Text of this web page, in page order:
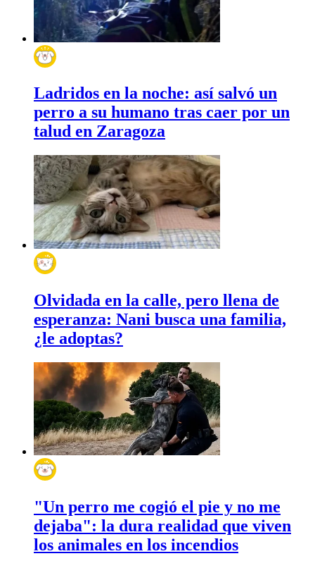
Ladridos en la noche: así salvó un
perro a su humano tras caer por un
talud en Zaragoza
Olvidada en la calle, pero llena de
esperanza: Nani busca una familia,
¿le adoptas?
"Un perro me cogió el pie y no me
dejaba": la dura realidad que viven
los animales en los incendios